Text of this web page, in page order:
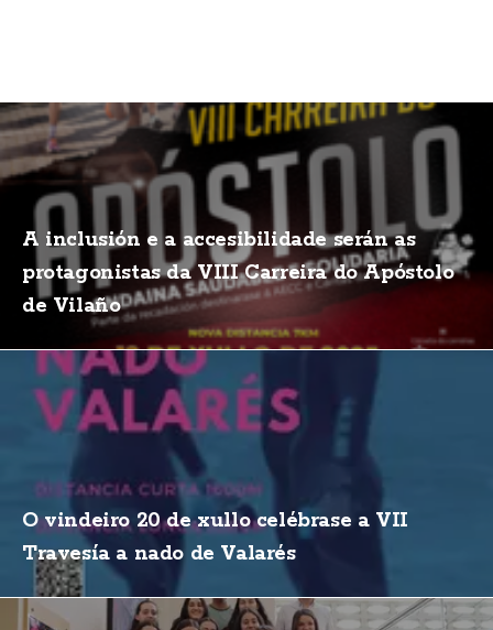
A inclusión e a accesibilidade serán as
protagonistas da VIII Carreira do Apóstolo
de Vilaño
O vindeiro 20 de xullo celébrase a VII
Travesía a nado de Valarés